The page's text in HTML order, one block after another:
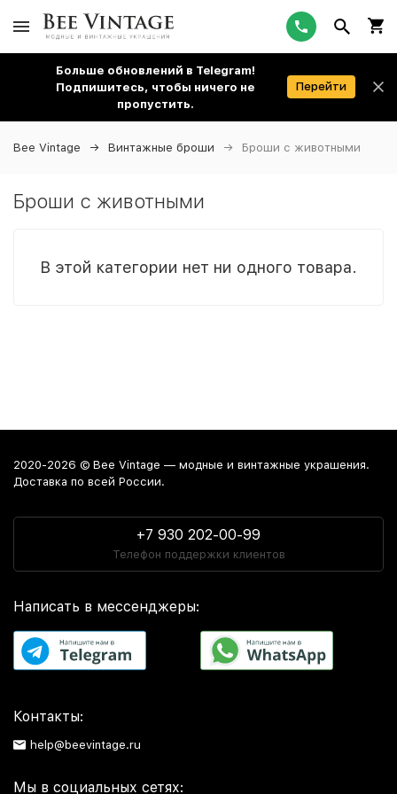
Больше обновлений в Telegram!
Подпишитесь, чтобы ничего не
пропустить.
Перейти
Bee Vintage Винтажные броши Броши с животными
Броши с животными
В этой категории нет ни одного товара.
2020-2026 © Bee Vintage — модные и винтажные украшения.
Доставка по всей России.
+7 930 202-00-99
Телефон поддержки клиентов
Написать в мессенджеры:
Контакты:
help@beevintage.ru
Мы в социальных сетях: